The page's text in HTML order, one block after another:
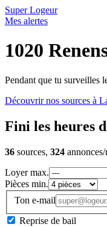
Super Logeur
Mes alertes
1020
Pendant que tu surveilles
Découvrir nos sources à
Fini les heures
36 sources, 324
Loyer max.
Pièces min.
Ton e-mail
Reprise de bail